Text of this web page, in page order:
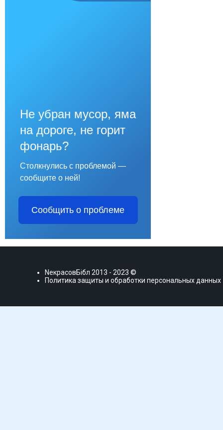
Не убран мусор, яма
на дороге, не горит
фонарь?
Столкнулись с проблемой —
сообщите о ней!
Сообщить о проблеме
NекрасовБiбл 2013 - 2023 ©
Политика защиты и обработки персональных данных